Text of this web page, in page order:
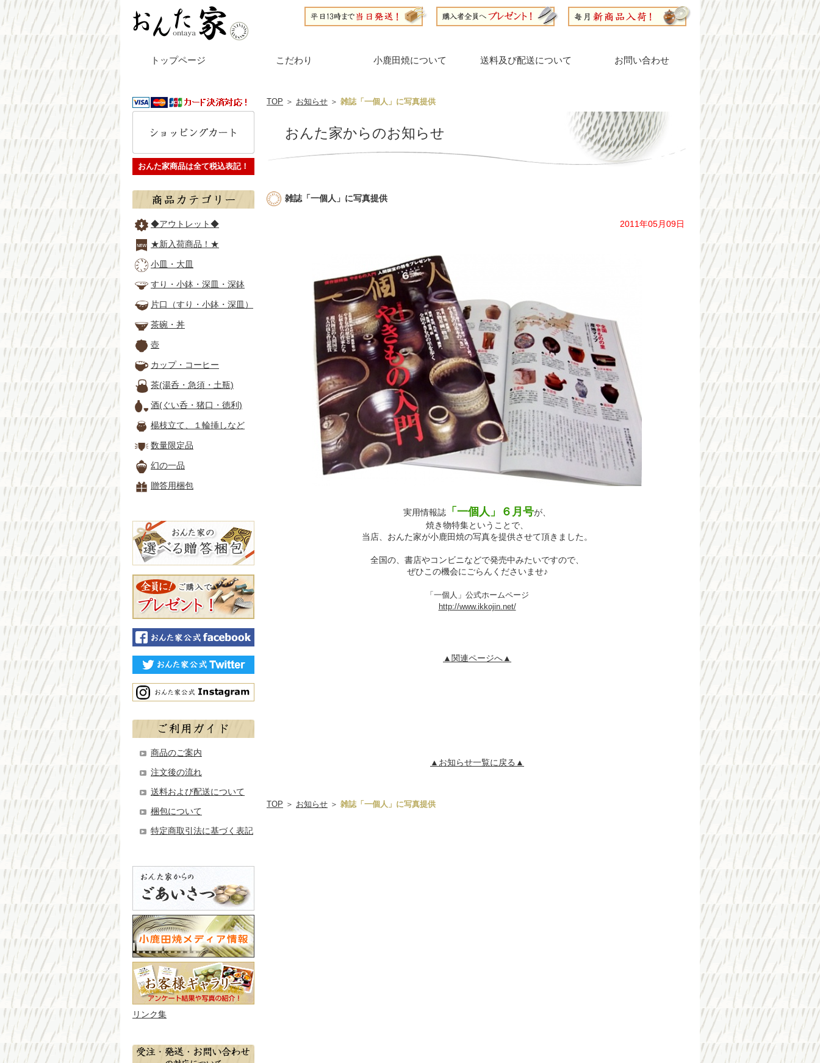
トップページ こだわり 小鹿田焼について 送料及び配送について お問い合わせ
TOP ＞ お知らせ ＞ 雑誌「一個人」に写真提供
おんた家からのお知らせ
雑誌「一個人」に写真提供
2011年05月09日
実用情報誌 「一個人」６月号が、
焼き物特集ということで、
当店、おんた家が小鹿田焼の写真を提供させて頂きました。
全国の、書店やコンビニなどで発売中みたいですので、
ぜひこの機会にごらんくださいませ♪
「一個人」公式ホームページ
http://www.ikkojin.net/
▲関連ページへ▲
▲お知らせ一覧に戻る▲
TOP ＞ お知らせ ＞ 雑誌「一個人」に写真提供
おんた家商品は全て税込表記！
◆アウトレット◆
★新入荷商品！★
小皿・大皿
すり・小鉢・深皿・深鉢
片口（すり・小鉢・深皿）
茶碗・丼
壺
カップ・コーヒー
茶(湯呑・急須・土瓶)
酒(ぐい呑・猪口・徳利)
楊枝立て、１輪挿しなど
数量限定品
幻の一品
贈答用梱包
商品のご案内
注文後の流れ
送料および配送について
梱包について
特定商取引法に基づく表記
リンク集